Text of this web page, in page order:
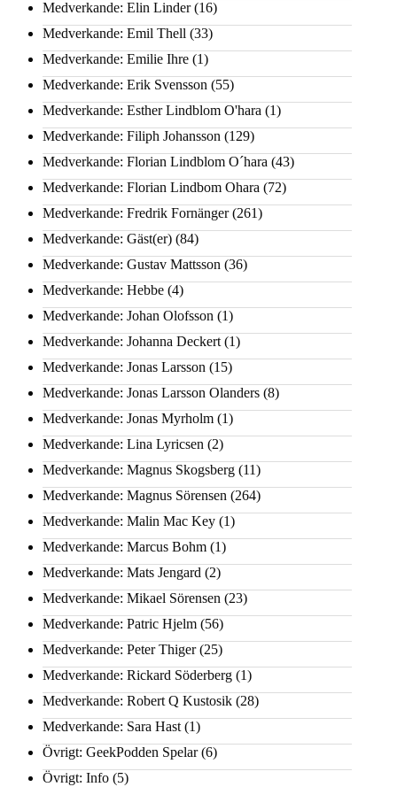
Medverkande: Elin Linder(16)
Medverkande: Emil Thell (33)
Medverkande: Emilie Ihre (1)
Medverkande: Erik Svensson (55)
Medverkande: Esther Lindblom O'hara (1)
Medverkande: Filiph Johansson (129)
Medverkande: Florian Lindblom O´hara (43)
Medverkande: Florian Lindbom Ohara (72)
Medverkande: Fredrik Fornänger(261)
Medverkande: Gäst(er) (84)
Medverkande: Gustav Mattsson (36)
Medverkande: Hebbe (4)
Medverkande: Johan Olofsson (1)
Medverkande: Johanna Deckert (1)
Medverkande: Jonas Larsson (15)
Medverkande: Jonas Larsson Olanders (8)
Medverkande: Jonas Myrholm (1)
Medverkande: Lina Lyricsen (2)
Medverkande: Magnus Skogsberg (11)
Medverkande: Magnus Sörensen (264)
Medverkande: Malin Mac Key (1)
Medverkande: Marcus Bohm (1)
Medverkande: Mats Jengard (2)
Medverkande: Mikael Sörensen (23)
Medverkande: Patric Hjelm (56)
Medverkande: Peter Thiger(25)
Medverkande: Rickard Söderberg (1)
Medverkande: Robert Q Kustosik (28)
Medverkande: Sara Hast (1)
Övrigt: GeekPodden Spelar(6)
Övrigt: Info (5)